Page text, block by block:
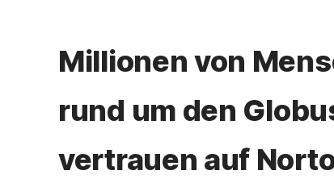
Millionen von
rund um den
vertrauen auf